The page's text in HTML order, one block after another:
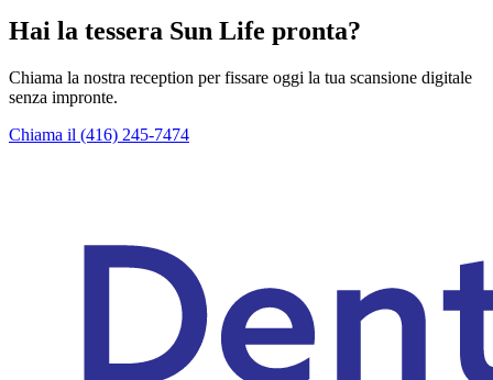
Hai la tessera Sun Life pronta?
Chiama la nostra reception per fissare oggi la tua scansione digitale
senza impronte.
Chiama il (416) 245-7474